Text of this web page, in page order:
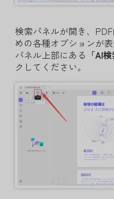
検索パネルが開き、
めの各種オプションが表
パネル上部にある 「AI検
クしてください。